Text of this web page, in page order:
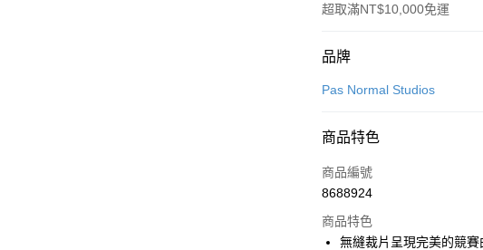
超取滿NT$10,000免運
付款方式
信用卡一次付款
Apple Pay
Google Pay
品牌
Pas Normal Studios
商品特色
商品編號
8688924
商品特色
無縫裁片呈現完美的競賽